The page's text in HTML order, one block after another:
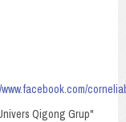
Qigong Grup"